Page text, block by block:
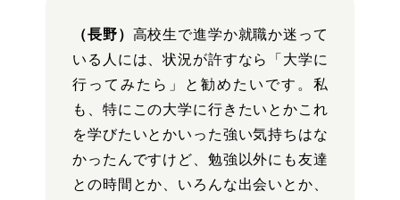
（長野） 高校生で進学か就職か迷って
いる人には、状況が許すなら「大学に
行ってみたら」と勧めたいです。私
も、特にこの大学に行きたいとかこれ
を学びたいとかいった強い気持ちはな
かったんですけど、勉強以外にも友達
との時間とか、いろんな出会いとか、